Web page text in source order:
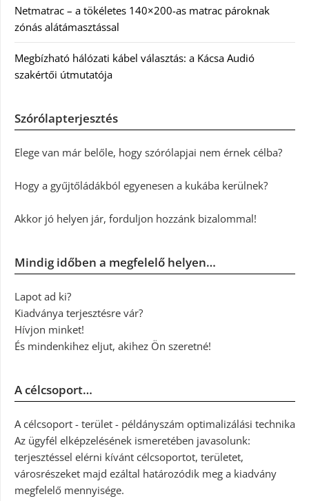
Netmatrac – a tökéletes 140×200-as matrac pároknak
zónás alátámasztással
Megbízható hálózati kábel választás: a Kácsa Audió
szakértői útmutatója
Szórólapterjesztés
Elege van már belőle, hogy szórólapjai nem érnek célba?
Hogy a gyűjtőládákból egyenesen a kukába kerülnek?
Akkor jó helyen jár, forduljon hozzánk bizalommal!
Mindig időben a megfelelő helyen…
Lapot ad ki?
Kiadványa terjesztésre vár?
Hívjon minket!
És mindenkihez eljut, akihez Ön szeretné!
A célcsoport…
A célcsoport - terület - példányszám optimalizálási technika
Az ügyfél elképzelésének ismeretében javasolunk:
terjesztéssel elérni kívánt célcsoportot, területet,
városrészeket majd ezáltal határozódik meg a kiadvány
megfelelő mennyisége.